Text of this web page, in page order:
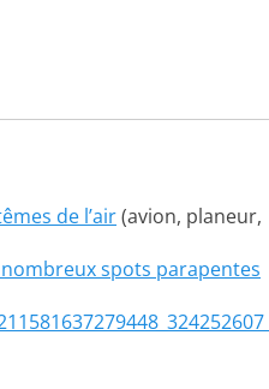
de l’air(avion, planeur,
spots parapentes